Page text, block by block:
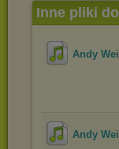
Inne pliki
Andy
Andy